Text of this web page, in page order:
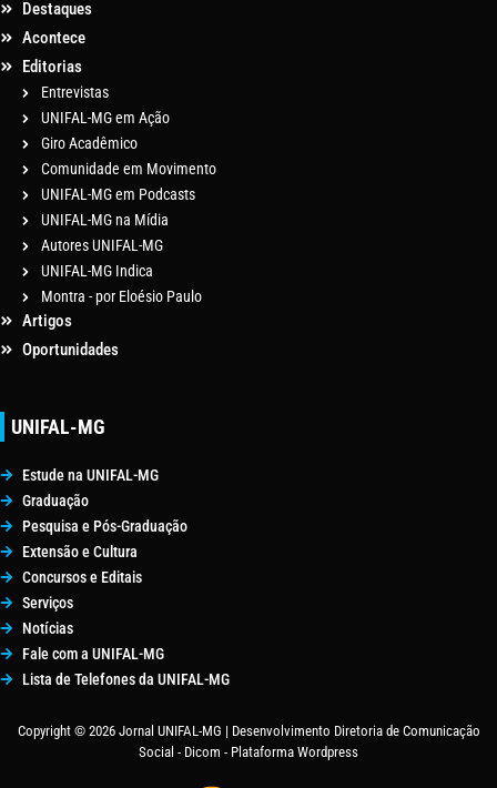
Destaques
Acontece
Editorias
Entrevistas
UNIFAL-MG em Ação
Giro Acadêmico
Comunidade em Movimento
UNIFAL-MG em Podcasts
UNIFAL-MG na Mídia
Autores UNIFAL-MG
UNIFAL-MG Indica
Montra - por Eloésio Paulo
Artigos
Oportunidades
UNIFAL-MG
Estude na UNIFAL-MG
Graduação
Pesquisa e Pós-Graduação
Extensão e Cultura
Concursos e Editais
Serviços
Notícias
Fale com a UNIFAL-MG
Lista de Telefones da UNIFAL-MG
Copyright © 2026 Jornal UNIFAL-MG | Desenvolvimento Diretoria de Comunicação
Social - Dicom - Plataforma Wordpress